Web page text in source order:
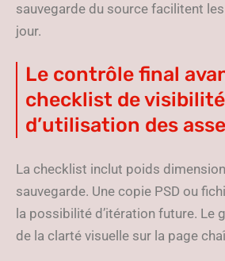
sauvegarde du source facilitent
jour.
Le contrôle final
checklist de
d’utilisation des
La checklist inclut poids
sauvegarde. Une copie PSD ou
la possibilité d’itération future. Le
de la clarté visuelle sur la page